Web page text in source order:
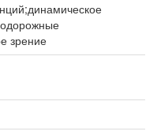
зрение